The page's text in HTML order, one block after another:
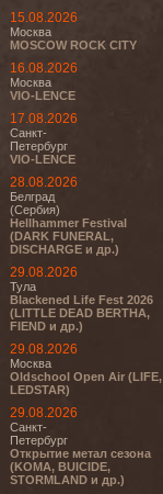
15.08.2026
Москва
MOSCOW ROCK CITY
16.08.2026
Москва
VIO-LENCE
17.08.2026
Санкт-
Петербург
VIO-LENCE
28.08.2026
Белград
(Сербия)
Hellhammer Festival
(DARK FUNERAL,
DISCHARGE и др.)
29.08.2026
Тула
Blackened Life Fest 2026
(LITTLE DEAD BERTHA,
FIEND и др.)
29.08.2026
Москва
Oldschool Open Air (LIFE,
LEDSTAR)
29.08.2026
Санкт-
Петербург
Открытие метал сезона
(KOMA, BUICIDE,
STORMLAND и др.)